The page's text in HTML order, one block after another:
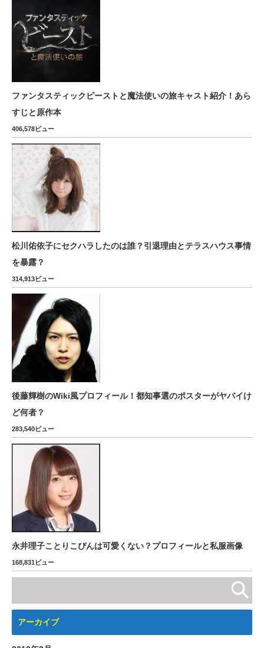
ファンタスティックビーストと魔法使いの旅キャスト紹介！あら
すじと原作本
406,578ビュー
松川佑依子にセクハラしたのは誰？引退理由とテラスハウス事情
を暴露？
314,913ビュー
後藤輝樹のWiki風プロフィール！都知事選のポスターがヤバイけ
ど何者？
283,540ビュー
永井理子ことりこぴんは可愛くない？プロフィールと私服画像
168,831ビュー
アーカイブ